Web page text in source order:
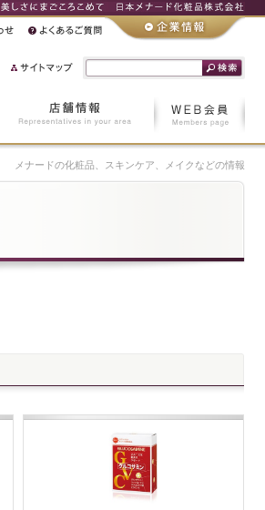
メナードの化粧品、スキンケア、メイクなどの情報